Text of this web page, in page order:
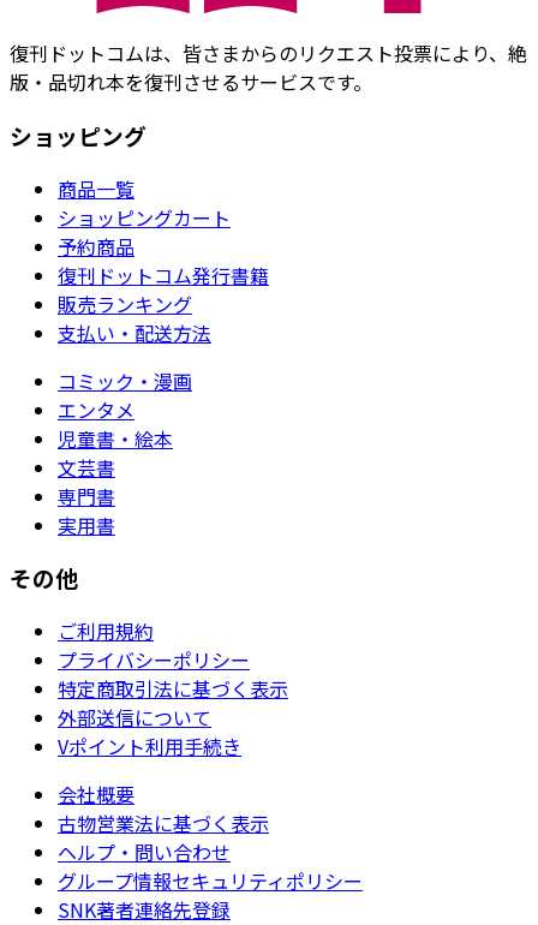
復刊ドットコムは、皆さまからのリクエスト投票により、絶
版・品切れ本を復刊させるサービスです。
ショッピング
商品一覧
ショッピングカート
予約商品
復刊ドットコム発行書籍
販売ランキング
支払い・配送方法
コミック・漫画
エンタメ
児童書・絵本
文芸書
専門書
実用書
その他
ご利用規約
プライバシーポリシー
特定商取引法に基づく表示
外部送信について
Vポイント利用手続き
会社概要
古物営業法に基づく表示
ヘルプ・問い合わせ
グループ情報セキュリティポリシー
SNK著者連絡先登録